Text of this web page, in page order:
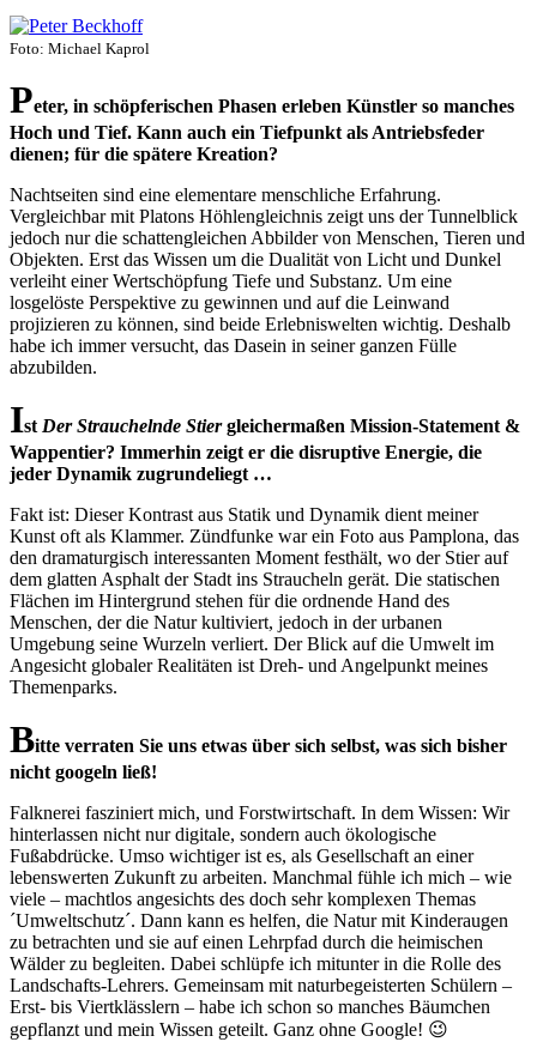
Foto: Michael Kaprol
Peter, in schöpferischen Phasen erleben Künstler so manches
Hoch und Tief. Kann auch ein Tiefpunkt als Antriebsfeder
dienen; für die spätere Kreation?
Nachtseiten sind eine elementare menschliche Erfahrung.
Vergleichbar mit Platons Höhlengleichnis zeigt uns der Tunnelblick
jedoch nur die schattengleichen Abbilder von Menschen, Tieren und
Objekten. Erst das Wissen um die Dualität von Licht und Dunkel
verleiht einer Wertschöpfung Tiefe und Substanz. Um eine
losgelöste Perspektive zu gewinnen und auf die Leinwand
projizieren zu können, sind beide Erlebniswelten wichtig. Deshalb
habe ich immer versucht, das Dasein in seiner ganzen Fülle
abzubilden.
Ist Der Strauchelnde Stiergleichermaßen Mission-Statement &
Wappentier? Immerhin zeigt er die disruptive Energie, die
jeder Dynamik zugrundeliegt …
Fakt ist: Dieser Kontrast aus Statik und Dynamik dient meiner
Kunst oft als Klammer. Zündfunke war ein Foto aus Pamplona, das
den dramaturgisch interessanten Moment festhält, wo der Stier auf
dem glatten Asphalt der Stadt ins Straucheln gerät. Die statischen
Flächen im Hintergrund stehen für die ordnende Hand des
Menschen, der die Natur kultiviert, jedoch in der urbanen
Umgebung seine Wurzeln verliert. Der Blick auf die Umwelt im
Angesicht globaler Realitäten ist Dreh- und Angelpunkt meines
Themenparks.
Bitte verraten Sie uns etwas über sich selbst, was sich bisher
nicht googeln ließ!
Falknerei fasziniert mich, und Forstwirtschaft. In dem Wissen: Wir
hinterlassen nicht nur digitale, sondern auch ökologische
Fußabdrücke. Umso wichtiger ist es, als Gesellschaft an einer
lebenswerten Zukunft zu arbeiten. Manchmal fühle ich mich – wie
viele – machtlos angesichts des doch sehr komplexen Themas
´Umweltschutz´. Dann kann es helfen, die Natur mit Kinderaugen
zu betrachten und sie auf einen Lehrpfad durch die heimischen
Wälder zu begleiten. Dabei schlüpfe ich mitunter in die Rolle des
Landschafts-Lehrers. Gemeinsam mit naturbegeisterten Schülern –
Erst- bis Viertklässlern – habe ich schon so manches Bäumchen
gepflanzt und mein Wissen geteilt. Ganz ohne Google! 😉